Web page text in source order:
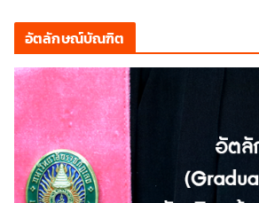
อัตลักษณ์บัณฑิต